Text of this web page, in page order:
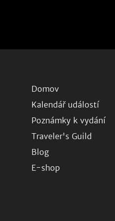
Domov
Kalendář událostí
Poznámky k vydání
Traveler's Guild
Blog
E-shop